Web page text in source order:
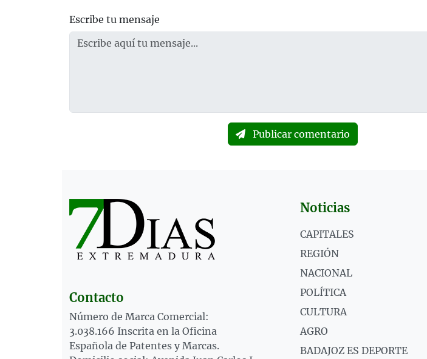
Escribe tu mensaje
Publicar comentario
Contacto
Número de Marca Comercial:
3.038.166 Inscrita en la Oficina
Española de Patentes y Marcas.
Noticias
CAPITALES
REGIÓN
NACIONAL
POLÍTICA
CULTURA
AGRO
BADAJOZ ES DEPORTE